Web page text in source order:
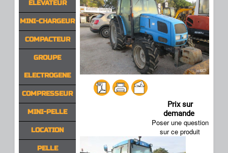
ELEVATEUR
MINI-CHARGEUR
COMPACTEUR
GROUPE
ELECTROGENE
COMPRESSEUR
MINI-PELLE
LOCATION
PELLE
Prix sur
demande
Poser une question
sur ce produit